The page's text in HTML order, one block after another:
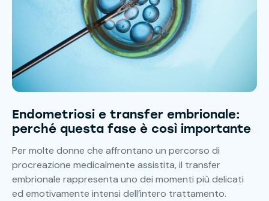
Endometriosi e transfer embrionale:
perché questa fase è così importante
Per molte donne che affrontano un percorso di
procreazione medicalmente assistita, il transfer
embrionale rappresenta uno dei momenti più delicati
ed emotivamente intensi dell’intero trattamento.